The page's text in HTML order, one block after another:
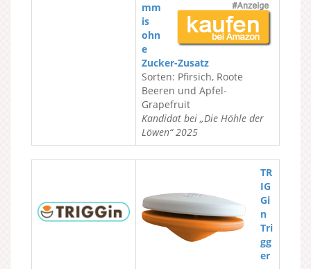
mm
is
ohn
e
Zucker-Zusatz
Sorten: Pfirsich, Roote
Beeren und Apfel-
Grapefruit
Kandidat bei „Die Höhle der
Löwen“ 2025
TR
IG
Gi
n
Tri
gg
er